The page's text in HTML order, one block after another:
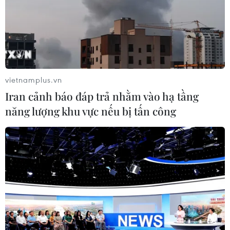
Bộ Y tế nói gì về 18.000 chai tương ớt
Chinsu bị thu hồi ở Nhật Bản?
08/04/2019 11:50
vietnamplus.vn
Iran cảnh báo đáp trả nhằm vào hạ tầng
năng lượng khu vực nếu bị tấn công